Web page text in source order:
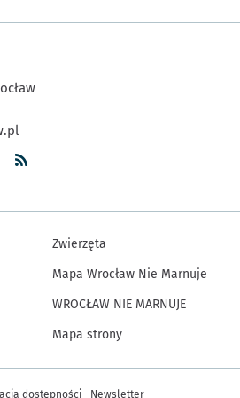
Zwierzęta
Mapa Wrocław Nie Marnuje
WROCŁAW NIE MARNUJE
Mapa strony
dostępności Newsletter